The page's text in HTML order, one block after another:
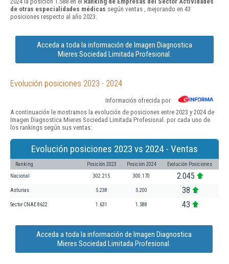
de otras especialidades médicas según ventas , mejorando en 43
posiciones respecto al año 2023.
Acceda a toda la información de Imagen Diagnostica
Mieres Sociedad Limitada Profesional.
Evolución posiciones 2023 - 2024
Información ofrecida por
A continuación le mostramos la evolución de posiciones entre 2023 y 2024 de
Imagen Diagnostica Mieres Sociedad Limitada Profesional. por cada uno de
los rankings según sus ventas:
Evolución posiciones 2023 vs 2024 - Ventas
Ranking Posición 2023 Posición 2024 Evolución Posiciones
Nacional 302.215 300.170 2.045
Asturias 5.238 5.200 38
Sector CNAE 8622 1.631 1.588 43
Acceda a toda la información de Imagen Diagnostica
Mieres Sociedad Limitada Profesional.